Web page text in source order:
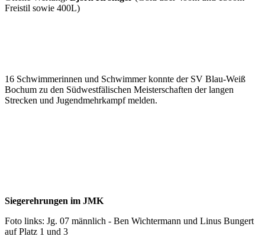
Freistil sowie 400L)
16 Schwimmerinnen und Schwimmer konnte der SV Blau-Weiß
Bochum zu den Südwestfälischen Meisterschaften der langen
Strecken und Jugendmehrkampf melden.
Siegerehrungen im JMK
Foto links: Jg. 07 männlich - Ben Wichtermann und Linus Bungert
auf Platz 1 und 3